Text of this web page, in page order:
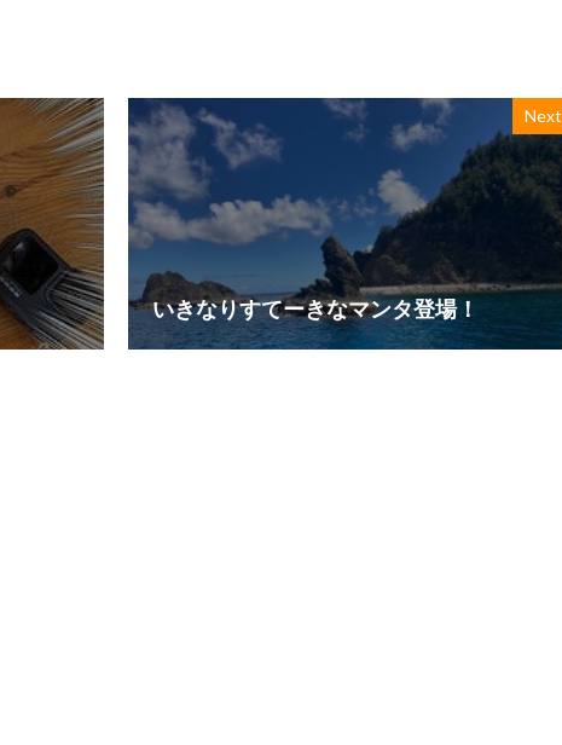
Next
いきなりすてーきなマンタ登場！